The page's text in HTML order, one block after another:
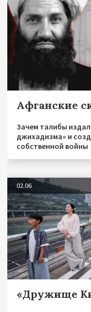
Афганские
Зачем талибы
джихадизма» и
собственной войны
02.06
«Дружище